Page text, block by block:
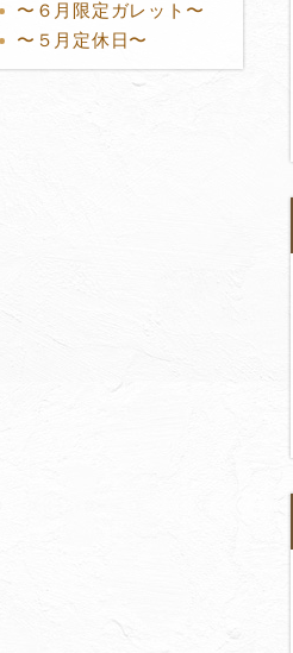
〜６月限定ガレット〜
〜５月定休日〜